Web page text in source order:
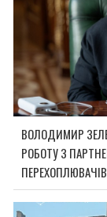
ВОЛОДИМИР
РОБОТУ З
ПЕРЕХОПЛЮВАЧІВ